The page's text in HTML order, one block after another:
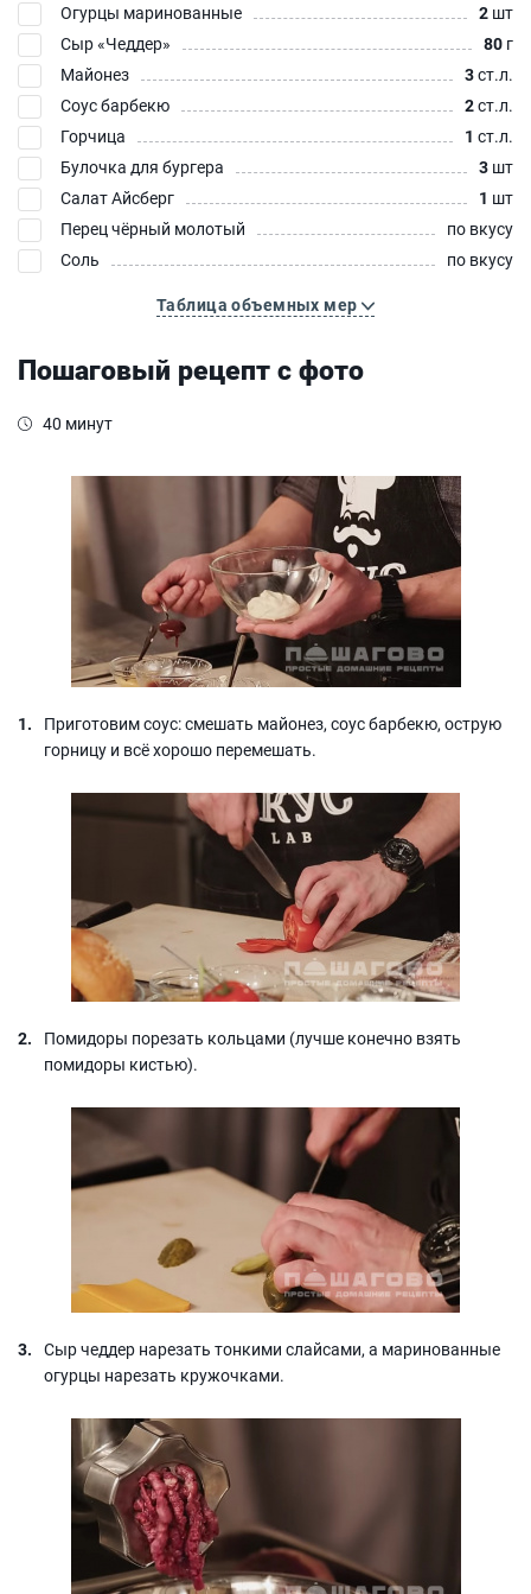
Огурцы маринованные
2 шт
Сыр «Чеддер»‎
80 г
Майонез
3ст.л.
Соус барбекю
2ст.л.
Горчица
1 ст.л.
Булочка для бургера
3 шт
Салат Айсберг
1 шт
Перец чёрный молотый
по вкусу
Соль
по вкусу
Таблица объемных мер
Пошаговый рецепт с фото
40 минут
Приготовим соус: смешать майонез, соус барбекю, острую
горницу и всё хорошо перемешать.
Помидоры порезать кольцами (лучше конечно взять
помидоры кистью).
Сыр чеддер нарезать тонкими слайсами, а маринованные
огурцы нарезать кружочками.